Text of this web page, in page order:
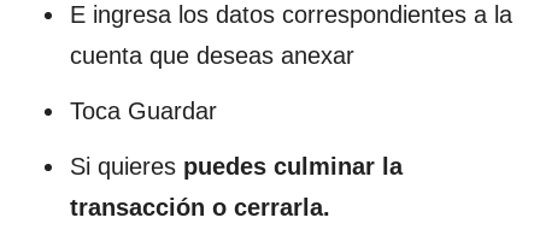
E ingresa los datos correspondientes a la
cuenta que deseas anexar
Toca Guardar
Si quieres puedes culminar la
transacción o cerrarla.